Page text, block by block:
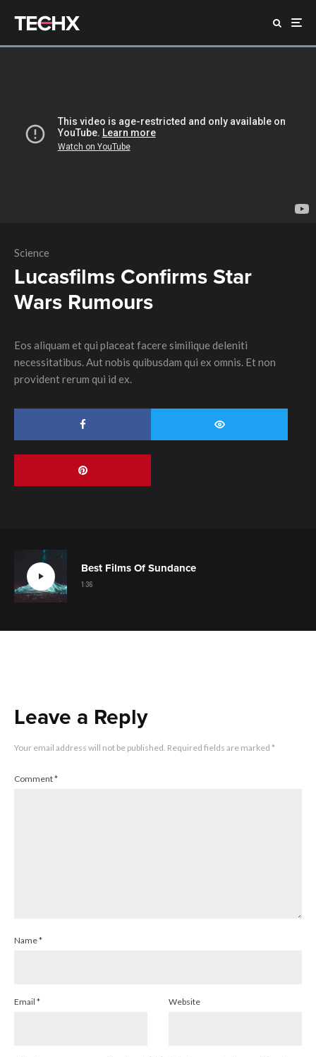
Science
Lucasfilms Confirms Star
Wars Rumours
Eos aliquam et qui placeat facere similique deleniti
necessitatibus. Aut nobis quibusdam qui ex omnis. Et non
provident rerum qui id ex.
Best Films Of Sundance
1:36
Leave a Reply
Your email address will not be published. Required fields are marked *
Comment*
Name*
Email * Website